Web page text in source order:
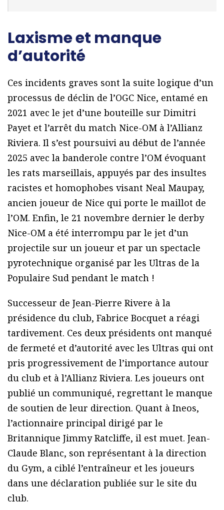
Laxisme et manque
d’autorité
Ces incidents graves sont la suite logique d’un
processus de déclin de l’OGC Nice, entamé en
2021 avec le jet d’une bouteille sur Dimitri
Payet et l’arrêt du match Nice-OM à l’Allianz
Riviera. Il s’est poursuivi au début de l’année
2025 avec la banderole contre l’OM évoquant
les rats marseillais, appuyés par des insultes
racistes et homophobes visant Neal Maupay,
ancien joueur de Nice qui porte le maillot de
l’OM. Enfin, le 21 novembre dernier le derby
Nice-OM a été interrompu par le jet d’un
projectile sur un joueur et par un spectacle
pyrotechnique organisé par les Ultras de la
Populaire Sud pendant le match !
Successeur de Jean-Pierre Rivere à la
présidence du club, Fabrice Bocquet a réagi
tardivement. Ces deux présidents ont manqué
de fermeté et d’autorité avec les Ultras qui ont
pris progressivement de l’importance autour
du club et à l’Allianz Riviera. Les joueurs ont
publié un communiqué, regrettant le manque
de soutien de leur direction. Quant à Ineos,
l’actionnaire principal dirigé par le
Britannique Jimmy Ratcliffe, il est muet. Jean-
Claude Blanc, son représentant à la direction
du Gym, a ciblé l’entraîneur et les joueurs
dans une déclaration publiée sur le site du
club.